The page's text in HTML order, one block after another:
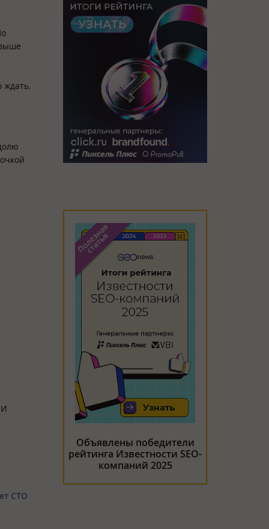
ждать.
CTO
Объявлены победители
рейтинга Известности SEO-
компаний 2025